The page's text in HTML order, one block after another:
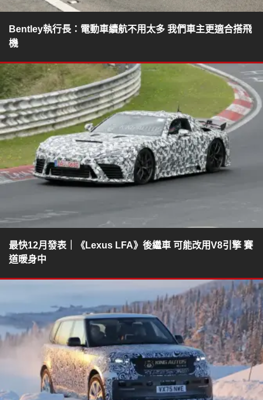
Bentley執行長：電動車續航不用太多 我們車主更適合搭飛
機
最快12月發表｜《Lexus LFA》後繼車 可能改用V8引擎 賽
道暖身中